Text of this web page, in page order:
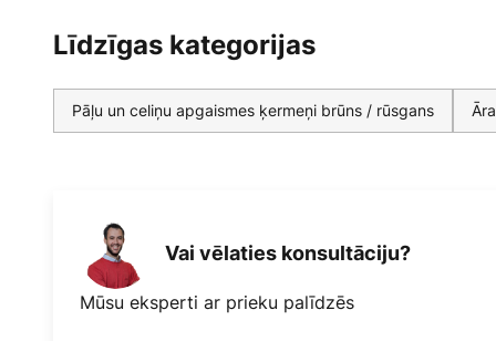
Līdzīgas kategorijas
Pāļu un celiņu apgaismes ķermeņi brūns / rūsgans
Vai vēlaties konsultāciju?
Mūsu eksperti ar prieku palīdzēs